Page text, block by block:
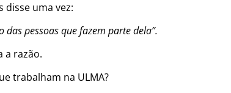
disse uma vez:
das pessoas que fazem parte dela”.
a razão.
trabalham na ULMA?